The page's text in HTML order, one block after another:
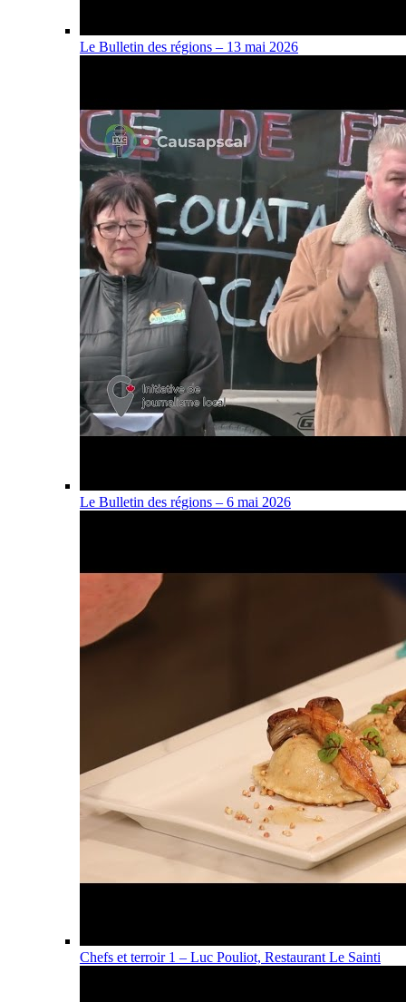
Le Bulletin des régions – 13 mai 2026
Le Bulletin des régions – 6 mai 2026
Chefs et terroir 1 – Luc Pouliot, Restaurant Le Sainti